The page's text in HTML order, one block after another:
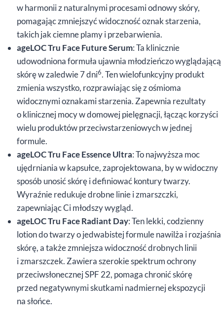
w harmonii z naturalnymi procesami odnowy skóry,
pomagając zmniejszyć widoczność oznak starzenia,
takich jak ciemne plamy i przebarwienia.
ageLOC Tru Face Future Serum: Ta klinicznie
udowodniona formuła ujawnia młodzieńczo wyglądającą
skórę w zaledwie 7 dni6. Ten wielofunkcyjny produkt
zmienia wszystko, rozprawiając się z ośmioma
widocznymi oznakami starzenia. Zapewnia rezultaty
o klinicznej mocy w domowej pielęgnacji, łącząc korzyści
wielu produktów przeciwstarzeniowych w jednej
formule.
ageLOC Tru Face Essence Ultra: To najwyższa moc
ujędrniania w kapsułce, zaprojektowana, by w widoczny
sposób unosić skórę i definiować kontury twarzy.
Wyraźnie redukuje drobne linie i zmarszczki,
zapewniając Ci młodszy wygląd.
ageLOC Tru Face Radiant Day: Ten lekki, codzienny
lotion do twarzy o jedwabistej formule nawilża i rozjaśnia
skórę, a także zmniejsza widoczność drobnych linii
i zmarszczek. Zawiera szerokie spektrum ochrony
przeciwsłonecznej SPF 22, pomaga chronić skórę
przed negatywnymi skutkami nadmiernej ekspozycji
na słońce.